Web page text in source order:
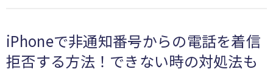
iPhoneで非通知番号からの電話を着信
拒否する方法！できない時の対処法も